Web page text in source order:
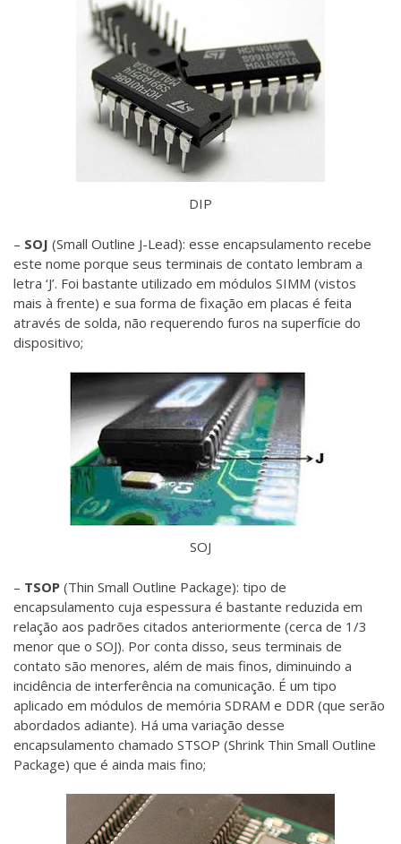
DIP
– SOJ (Small Outline J-Lead): esse encapsulamento recebe
este nome porque seus terminais de contato lembram a
letra ‘J’. Foi bastante utilizado em módulos SIMM (vistos
mais à frente) e sua forma de fixação em placas é feita
através de solda, não requerendo furos na superfície do
dispositivo;
SOJ
– TSOP (Thin Small Outline Package): tipo de
encapsulamento cuja espessura é bastante reduzida em
relação aos padrões citados anteriormente (cerca de 1/3
menor que o SOJ). Por conta disso, seus terminais de
contato são menores, além de mais finos, diminuindo a
incidência de interferência na comunicação. É um tipo
aplicado em módulos de memória SDRAM e DDR (que serão
abordados adiante). Há uma variação desse
encapsulamento chamado STSOP (Shrink Thin Small Outline
Package) que é ainda mais fino;